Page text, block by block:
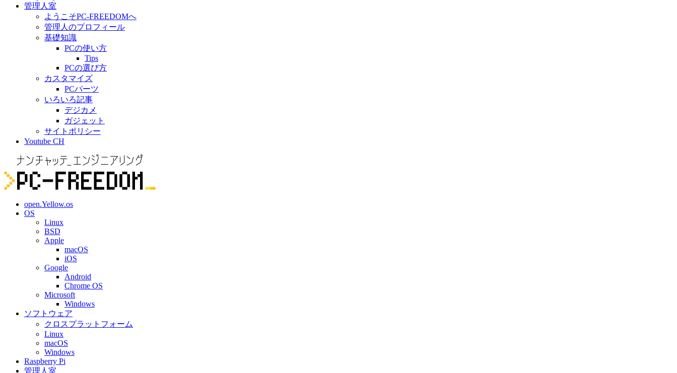
管理人室
ようこそPC-FREEDOMへ
管理人のプロフィール
基礎知識
PCの使い方
Tips
PCの選び方
カスタマイズ
PCパーツ
いろいろ記事
デジカメ
ガジェット
サイトポリシー
Youtube CH
open.Yellow.os
OS
Linux
BSD
Apple
macOS
iOS
Google
Android
Chrome OS
Microsoft
Windows
ソフトウェア
クロスプラットフォーム
Linux
macOS
Windows
Raspberry Pi
管理人室